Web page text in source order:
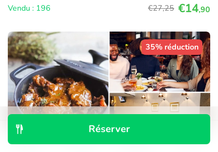
Réserver
Vendu : 196
€27,25 €14,90
35% réduction